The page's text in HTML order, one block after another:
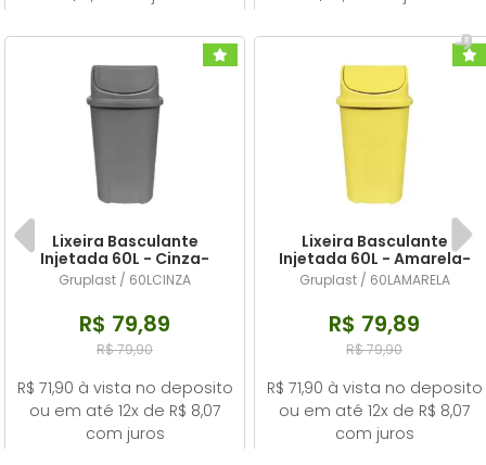
Lixeira Basculante
Injetada 60L - Cinza-
Gruplast
Gruplast / 60LCINZA
R$ 79,89
R$ 79,90
R$ 71,90 à vista no deposito
ou em até 12x de R$ 8,07
com juros
Lixeira Basculante
Injetada 60L - Amarela-
Gruplast
Gruplast / 60LAMARELA
R$ 79,89
R$ 79,90
R$ 71,90 à vista no deposito
ou em até 12x de R$ 8,07
com juros